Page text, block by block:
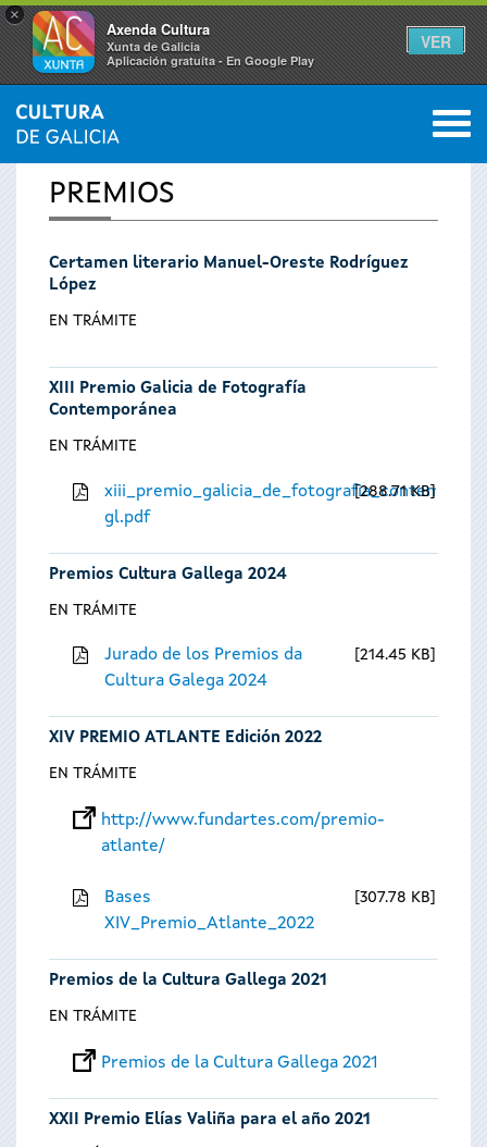
×
Axenda Cultura
Xunta de Galicia
Aplicación gratuíta - En Google Play
VER
Se
encuentra
usted
aquí
INICIO 0
PREMIOS
Certamen literario Manuel-Oreste Rodríguez
López
EN TRÁMITE
XIII Premio Galicia de Fotografía
Contemporánea
EN TRÁMITE
gl.pdf
288.71 KB
Premios Cultura Gallega 2024
EN TRÁMITE
Jurado de los Premios da
Cultura Galega 2024
214.45 KB
XIV PREMIO ATLANTE Edición 2022
EN TRÁMITE
http://www.fundartes.com/premio-
atlante/
Bases
XIV_Premio_Atlante_2022
307.78 KB
Premios de la Cultura Gallega 2021
EN TRÁMITE
Premios de la Cultura Gallega 2021
XXII Premio Elías Valiña para el año 2021